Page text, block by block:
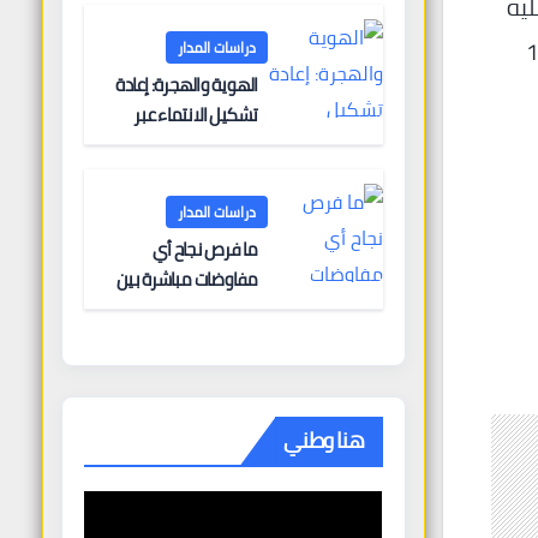
على 16,3
دراسات المدار
الهوية والهجرة: إعادة
تشكيل الانتماء عبر
دراسات المدار
ما فرص نجاح أي
مفاوضات مباشرة بين
هنا وطني